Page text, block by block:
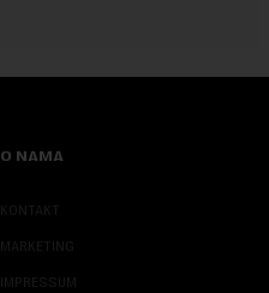
O NAMA
KONTAKT
MARKETING
IMPRESSUM